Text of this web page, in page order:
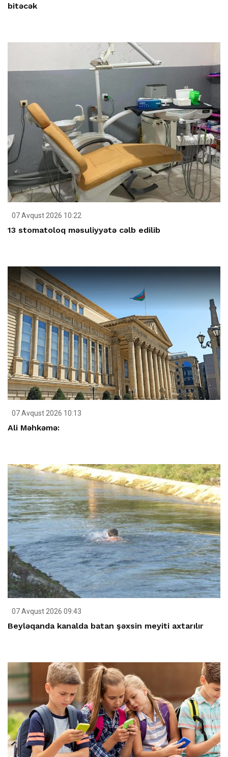
bitəcək
07 Avqust 2026 10:22
13 stomatoloq məsuliyyətə cəlb edilib
07 Avqust 2026 10:13
Ali Məhkəmə:
07 Avqust 2026 09:43
Beyləqanda kanalda batan şəxsin meyiti axtarılır